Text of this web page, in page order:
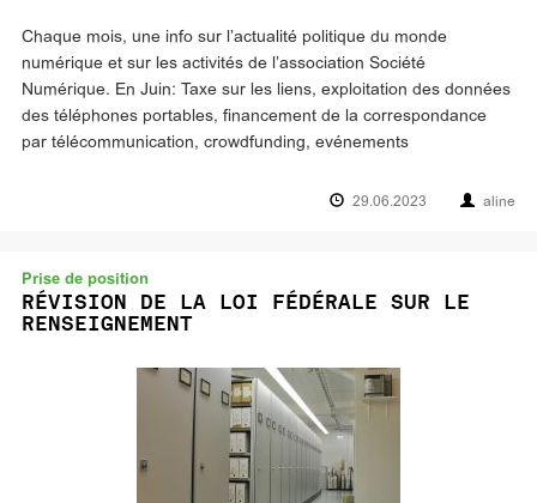
Chaque mois, une info sur l’actualité politique du monde
numérique et sur les activités de l’association Société
Numérique. En Juin: Taxe sur les liens, exploitation des données
des téléphones portables, financement de la correspondance
par télécommunication, crowdfunding, evénements
29.06.2023 aline
Prise de position
RÉVISION DE LA LOI FÉDÉRALE SUR LE
RENSEIGNEMENT